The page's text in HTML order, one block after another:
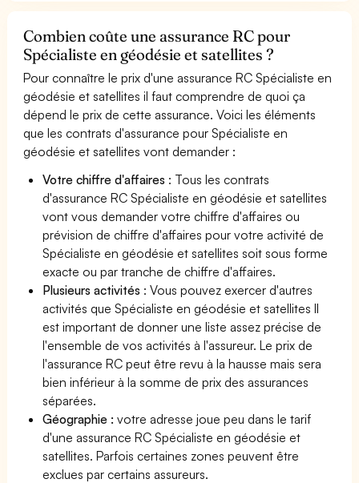
Combien coûte une assurance RC pour
Spécialiste en géodésie et satellites ?
Pour connaître le prix d'une assurance RC Spécialiste en
géodésie et satellites il faut comprendre de quoi ça
dépend le prix de cette assurance. Voici les éléments
que les contrats d'assurance pour Spécialiste en
géodésie et satellites vont demander :
Votre chiffre d'affaires : Tous les contrats
d'assurance RC Spécialiste en géodésie et satellites
vont vous demander votre chiffre d'affaires ou
prévision de chiffre d'affaires pour votre activité de
Spécialiste en géodésie et satellites soit sous forme
exacte ou par tranche de chiffre d'affaires.
Plusieurs activités : Vous pouvez exercer d'autres
activités que Spécialiste en géodésie et satellites Il
est important de donner une liste assez précise de
l'ensemble de vos activités à l'assureur. Le prix de
l'assurance RC peut être revu à la hausse mais sera
bien inférieur à la somme de prix des assurances
séparées.
Géographie :votre adresse joue peu dans le tarif
d'une assurance RC Spécialiste en géodésie et
satellites. Parfois certaines zones peuvent être
exclues par certains assureurs.